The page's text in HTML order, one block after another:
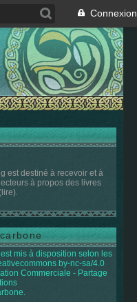
Connexion
est destiné à recevoir et à
à propos des livres
est mis à disposition selon les
by-nc-sa/4.0
Commerciale - Partage